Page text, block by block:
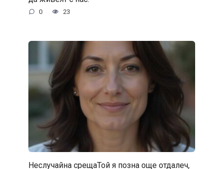
0 23
Неслучайна срещаТой я позна още отдалеч,